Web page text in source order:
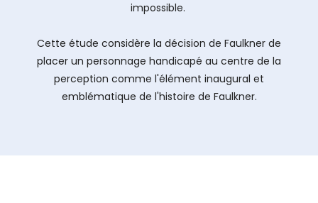
impossible.
Cette étude considère la décision de Faulkner de
placer un personnage handicapé au centre de la
perception comme l'élément inaugural et
emblématique de l'histoire de Faulkner.